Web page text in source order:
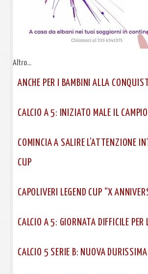
Altro...
ANCHE PER I BAMBINI ALLA
CALCIO A 5: INIZIATO MALE IL
COMINCIA A SALIRE L’ATTENZIONE
CUP
CAPOLIVERI LEGEND CUP “X
CALCIO A 5: GIORNATA DIFFICILE
CALCIO 5 SERIE B: NUOVA